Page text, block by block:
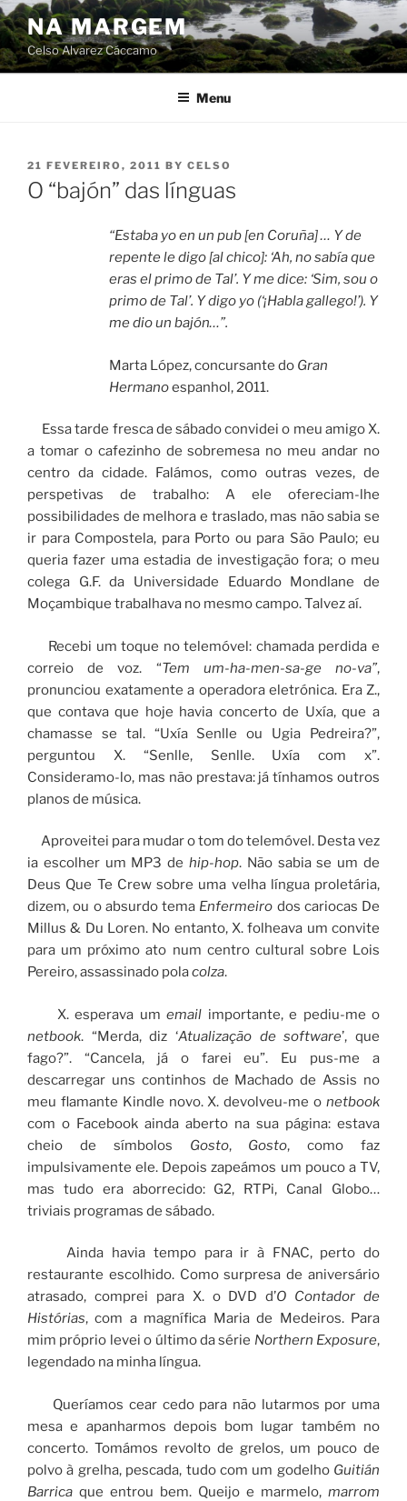
Skip
to
content
NA MARGEM
Celso Alvarez Cáccamo
Menu
POSTED
ON
21 FEVEREIRO, 2011 BY CELSO
O “bajón” das línguas
“Estaba yo en un pub [en Coruña] … Y de
repente le digo [al chico]: ‘Ah, no sabía que
eras el primo de Tal’. Y me dice: ‘Sim, sou o
primo de Tal’. Y digo yo (‘¡Habla gallego!’). Y
me dio un bajón…”.
Marta López, concursante do Gran
Hermanoespanhol, 2011.
Essa tarde fresca de sábado convidei o meu amigo X.
a tomar o cafezinho de sobremesa no meu andar no
centro da cidade. Falámos, como outras vezes, de
perspetivas de trabalho: A ele ofereciam-lhe
possibilidades de melhora e traslado, mas não sabia se
ir para Compostela, para Porto ou para São Paulo; eu
queria fazer uma estadia de investigação fora; o meu
colega G.F. da Universidade Eduardo Mondlane de
Moçambique trabalhava no mesmo campo. Talvez aí.
Recebi um toque no telemóvel: chamada perdida e
correio de voz. “Tem um-ha-men-sa-ge no-va”,
pronunciou exatamente a operadora eletrónica. Era Z.,
que contava que hoje havia concerto de Uxía, que a
chamasse se tal. “Uxía Senlle ou Ugia Pedreira?”,
perguntou X. “Senlle, Senlle. Uxía com x”.
Consideramo-lo, mas não prestava: já tínhamos outros
planos de música.
Aproveitei para mudar o tom do telemóvel. Desta vez
ia escolher um MP3 de hip-hop. Não sabia se um de
Deus Que Te Crew sobre uma velha língua proletária,
dizem, ou o absurdo tema Enfermeiro dos cariocas De
Millus & Du Loren. No entanto, X. folheava um convite
para um próximo ato num centro cultural sobre Lois
Pereiro, assassinado polacolza.
X. esperava um email importante, e pediu-me o
netbook. “Merda, diz ‘Atualização de software’, que
fago?”. “Cancela, já o farei eu”. Eu pus-me a
descarregar uns continhos de Machado de Assis no
meu flamante Kindle novo. X. devolveu-me o netbook
com o Facebook ainda aberto na sua página: estava
cheio de símbolos Gosto, Gosto, como faz
impulsivamente ele. Depois zapeámos um pouco a TV,
mas tudo era aborrecido: G2, RTPi, Canal Globo…
triviais programas de sábado.
Ainda havia tempo para ir à FNAC, perto do
restaurante escolhido. Como surpresa de aniversário
atrasado, comprei para X. o DVD d’O Contador de
Histórias, com a magnífica Maria de Medeiros. Para
mim próprio levei o último da série Northern Exposure,
legendado na minha língua.
Queríamos cear cedo para não lutarmos por uma
mesa e apanharmos depois bom lugar também no
concerto. Tomámos revolto de grelos, um pouco de
polvo à grelha, pescada, tudo com um godelho Guitián
Barrica que entrou bem. Queijo e marmelo, marrom